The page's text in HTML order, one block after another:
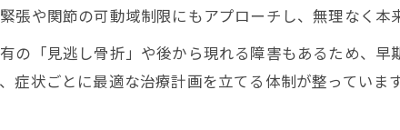
張や関節の可動域制限にもアプローチし、無理なく本
の「見逃し骨折」や後から現れる障害もあるため、
症状ごとに最適な治療計画を立てる体制が整っています